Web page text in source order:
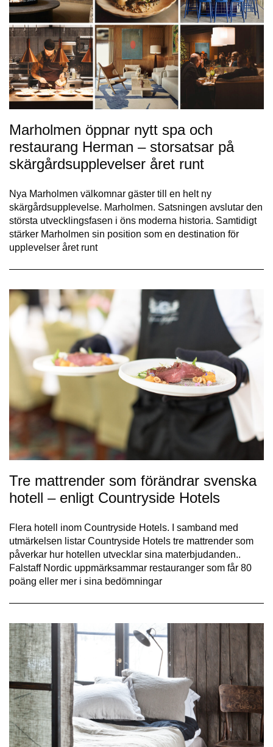
Marholmen öppnar nytt spa och
restaurang Herman – storsatsar på
skärgårdsupplevelser året runt
Nya Marholmen välkomnar gäster till en helt ny
skärgårdsupplevelse. Marholmen. Satsningen avslutar den
största utvecklingsfasen i öns moderna historia. Samtidigt
stärker Marholmen sin position som en destination för
upplevelser året runt
Tre mattrender som förändrar svenska
hotell – enligt Countryside Hotels
Flera hotell inom Countryside Hotels. I samband med
utmärkelsen listar Countryside Hotels tre mattrender som
påverkar hur hotellen utvecklar sina materbjudanden..
Falstaff Nordic uppmärksammar restauranger som får 80
poäng eller mer i sina bedömningar